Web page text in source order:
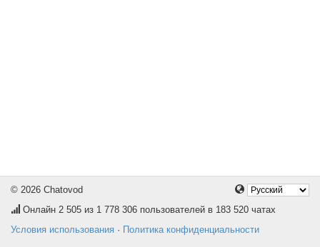
© 2026 Chatovod
Онлайн 2 505 из 1 778 306 пользователей в 183 520 чатах
Условия использования · Политика конфиденциальности